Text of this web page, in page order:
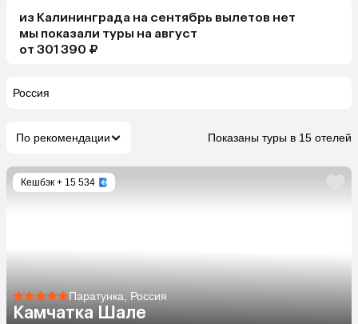
из Калининграда на сентябрь вылетов нет
мы показали туры на август
от 301 390 ₽
Россия
По рекомендации Показаны туры в 15 отелей
Кешбэк + 15 534
Паратунка, Россия
Камчатка Шале